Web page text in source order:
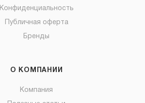
Конфиденциальность
Публичная оферта
Бренды
О КОМПАНИИ
Компания